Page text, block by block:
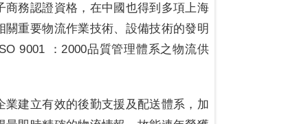
務認證資格，在中國也得到多項上海
重要物流作業技術、設備技術的發明
9001 ：2000品質管理體系之物流供
建立有效的後勤支援及配送體系，加